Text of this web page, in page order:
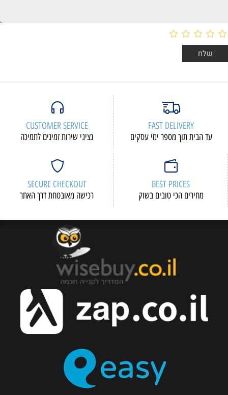
FAST DELIVERY
עד הבית תוך מספר ימי עסקים
CUSTOMER SERVICE
נציגי שירות זמינים לתמיכה
BEST PRICES
מחירים הכי טובים בשוק
SECURE CHECKOUT
רכישה מאובטחת דרך האתר